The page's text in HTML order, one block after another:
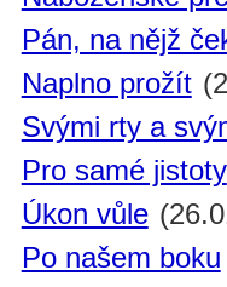
Pán, na nějž
Naplno prožít
Svými rty a
Pro samé jistoty
Úkon vůle
Po našem boku